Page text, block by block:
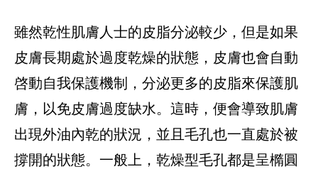
雖然乾性肌膚人士的皮脂分泌較少，但是如果
皮膚長期處於過度乾燥的狀態，皮膚也會自動
啓動自我保護機制，分泌更多的皮脂來保護肌
膚，以免皮膚過度缺水。這時，便會導致肌膚
出現外油內乾的狀況，並且毛孔也一直處於被
撐開的狀態。一般上，乾燥型毛孔都是呈橢圓